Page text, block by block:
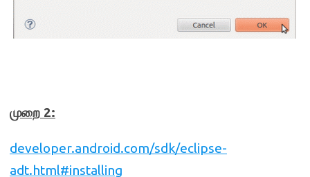
முறை 2:
developer.android.com/sdk/eclipse-
adt.html#installing